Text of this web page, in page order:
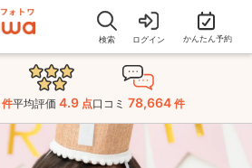
検索 ログイン かんたん予約
件平均評価 4.9 点口コミ 78,664 件